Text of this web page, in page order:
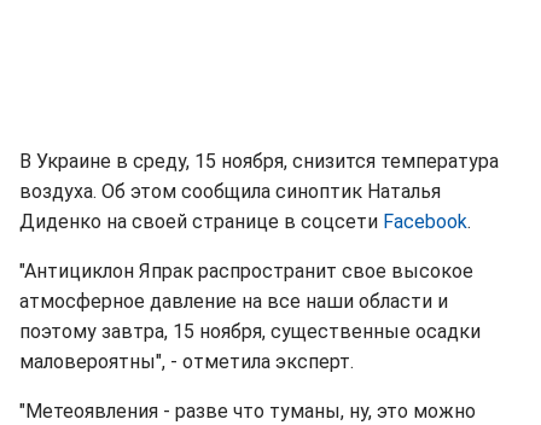
В Украине в среду, 15 ноября, снизится температура
воздуха. Об этом сообщила синоптик Наталья
Диденко на своей странице в соцсети Facebook.
"Антициклон Япрак распространит свое высокое
атмосферное давление на все наши области и
поэтому завтра, 15 ноября, существенные осадки
маловероятны", - отметила эксперт.
"Метеоявления - разве что туманы, ну, это можно